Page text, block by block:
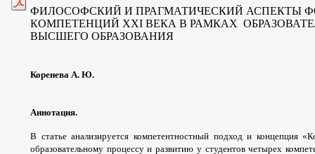
ФИЛОСОФСКИЙ И ПРАГМАТИЧЕСКИЙ АСПЕКТЫ
КОМПЕТЕНЦИЙ ХХI ВЕКА В РАМКАХ
ВЫСШЕГО ОБРАЗОВАНИЯ
Коренева А. Ю.
Аннотация.
В статье анализируется компетентностный подход и концепция
образовательному процессу и развитию у студентов четырех